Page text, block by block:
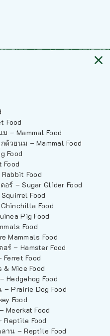
Food
– Mammal Food
ด้วยนม – Mammal Food
Food
Food
Food
อร์ – Sugar Glider Food
Food
Food
Pig Food
Food
Mammals Food
ร์ – Hamster Food
Ferret Food
Mice Food
Hedgehog Food
– Prairie Dog Food
Food
Meerkat Food
Reptile Food
าน – Reptile Food